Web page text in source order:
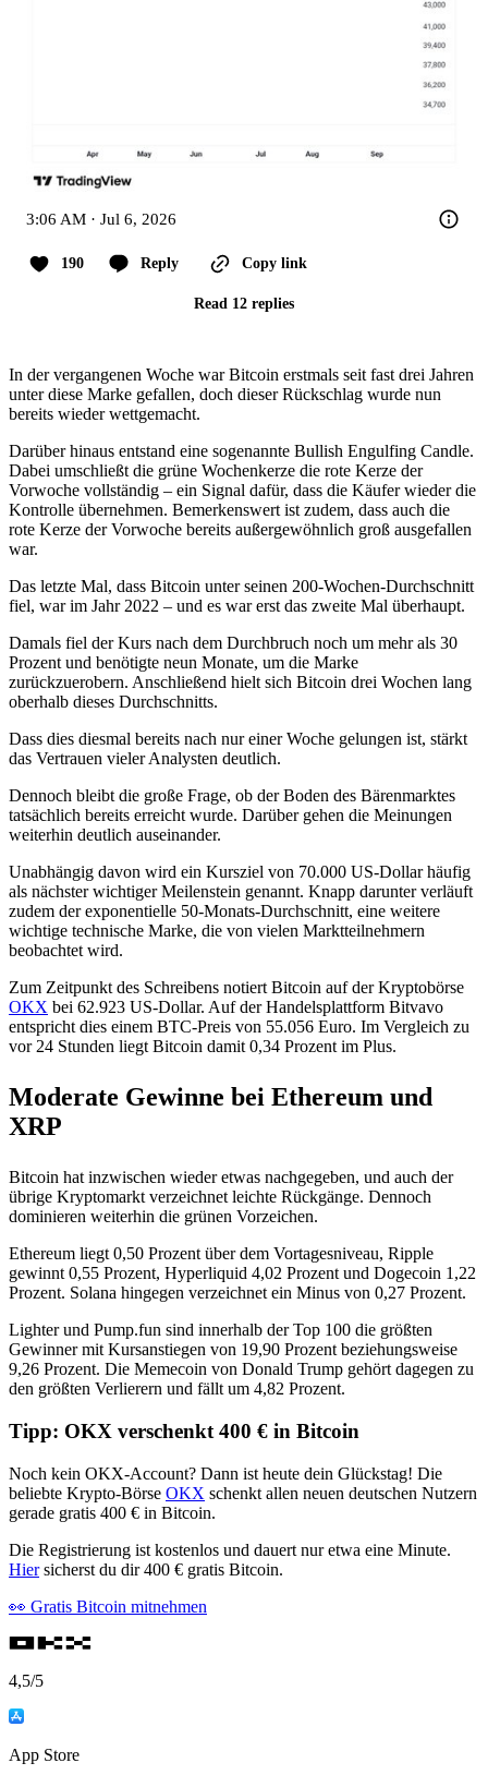
3:06 AM · Jul 6, 2026
190 Reply Copy link
Read 12 replies
In der vergangenen Woche war Bitcoin erstmals seit fast drei Jahren
unter diese Marke gefallen, doch dieser Rückschlag wurde nun
bereits wieder wettgemacht.
Darüber hinaus entstand eine sogenannte Bullish Engulfing Candle.
Dabei umschließt die grüne Wochenkerze die rote Kerze der
Vorwoche vollständig – ein Signal dafür, dass die Käufer wieder die
Kontrolle übernehmen. Bemerkenswert ist zudem, dass auch die
rote Kerze der Vorwoche bereits außergewöhnlich groß ausgefallen
war.
Das letzte Mal, dass Bitcoin unter seinen 200-Wochen-Durchschnitt
fiel, war im Jahr 2022 – und es war erst das zweite Mal überhaupt.
Damals fiel der Kurs nach dem Durchbruch noch um mehr als 30
Prozent und benötigte neun Monate, um die Marke
zurückzuerobern. Anschließend hielt sich Bitcoin drei Wochen lang
oberhalb dieses Durchschnitts.
Dass dies diesmal bereits nach nur einer Woche gelungen ist, stärkt
das Vertrauen vieler Analysten deutlich.
Dennoch bleibt die große Frage, ob der Boden des Bärenmarktes
tatsächlich bereits erreicht wurde. Darüber gehen die Meinungen
weiterhin deutlich auseinander.
Unabhängig davon wird ein Kursziel von 70.000 US-Dollar häufig
als nächster wichtiger Meilenstein genannt. Knapp darunter verläuft
zudem der exponentielle 50-Monats-Durchschnitt, eine weitere
wichtige technische Marke, die von vielen Marktteilnehmern
beobachtet wird.
Zum Zeitpunkt des Schreibens notiert Bitcoin auf der Kryptobörse
OKX bei 62.923 US-Dollar. Auf der Handelsplattform Bitvavo
entspricht dies einem BTC-Preis von 55.056 Euro. Im Vergleich zu
vor 24 Stunden liegt Bitcoin damit 0,34 Prozent im Plus.
Moderate Gewinne bei Ethereum und
XRP
Bitcoin hat inzwischen wieder etwas nachgegeben, und auch der
übrige Kryptomarkt verzeichnet leichte Rückgänge. Dennoch
dominieren weiterhin die grünen Vorzeichen.
Ethereum liegt 0,50 Prozent über dem Vortagesniveau, Ripple
gewinnt 0,55 Prozent, Hyperliquid 4,02 Prozent und Dogecoin 1,22
Prozent. Solana hingegen verzeichnet ein Minus von 0,27 Prozent.
Lighter und Pump.fun sind innerhalb der Top 100 die größten
Gewinner mit Kursanstiegen von 19,90 Prozent beziehungsweise
9,26 Prozent. Die Memecoin von Donald Trump gehört dagegen zu
den größten Verlierern und fällt um 4,82 Prozent.
Tipp: OKX verschenkt 400 € in Bitcoin
Noch kein OKX-Account? Dann ist heute dein Glückstag! Die
beliebte Krypto-Börse OKX schenkt allen neuen deutschen Nutzern
gerade gratis 400 € in Bitcoin.
Die Registrierung ist kostenlos und dauert nur etwa eine Minute.
Hiersicherst du dir 400 € gratis Bitcoin.
👀 Gratis Bitcoin mitnehmen
4,5/5
App Store